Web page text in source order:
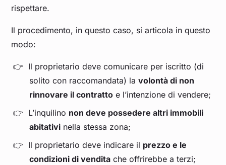
rispettare.
Il procedimento, in questo caso, si articola in questo
modo:
Il proprietario deve comunicare per iscritto (di
solito con raccomandata) lavolontà di non
rinnovare il contratto e l’intenzione di vendere;
L’inquilino non deve possedere altri immobili
abitativi nella stessa zona;
Il proprietario deve indicare il prezzo e le
condizioni di vendita che offrirebbe a terzi;